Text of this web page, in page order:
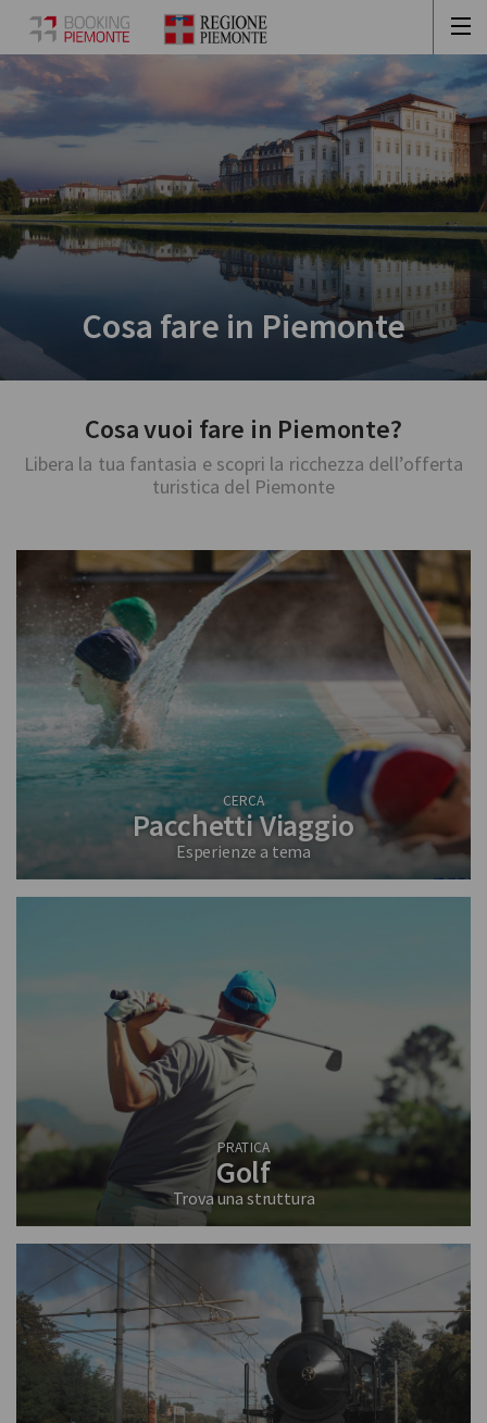
Cosa fare in Piemonte
Cosa vuoi fare in Piemonte?
Libera la tua fantasia e scopri la ricchezza dell’offerta
turistica del Piemonte
CERCA
Pacchetti Viaggio
Esperienze a tema
PRATICA
Golf
Trova una struttura